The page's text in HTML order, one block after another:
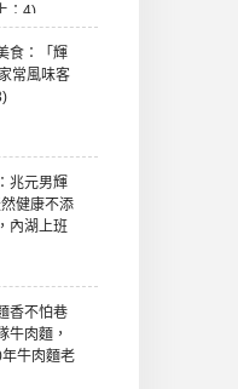
：4)
食：「輝
常風味客
兆元男輝
健康不添
內湖上班
香不怕巷
牛肉麵，
牛肉麵老